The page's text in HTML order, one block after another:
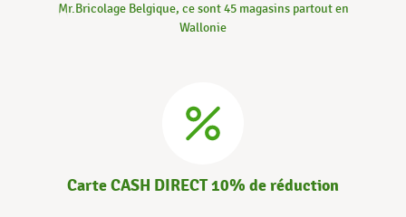
Mr.Bricolage Belgique, ce sont 45 magasins partout en
Wallonie
Carte CASH DIRECT 10% de réduction